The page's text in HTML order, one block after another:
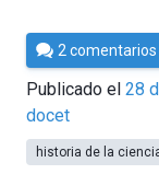
Por
César
Tomé
2 comentarios
Publicado el 28
docet
historia de la